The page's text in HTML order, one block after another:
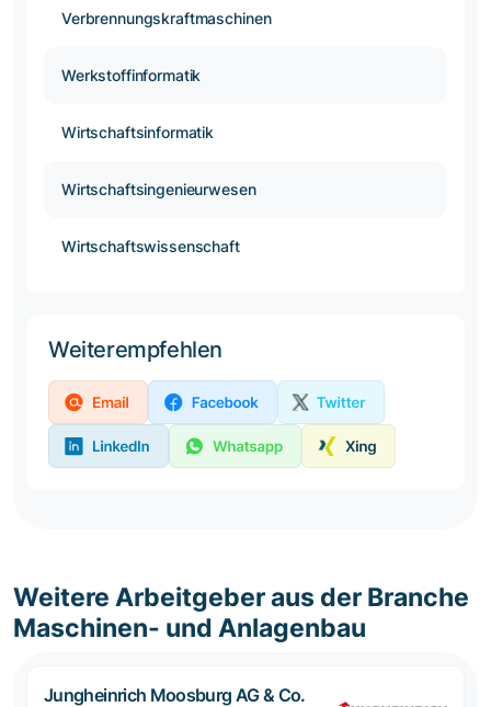
Verbrennungskraftmaschinen
Werkstoffinformatik
Wirtschaftsinformatik
Wirtschaftsingenieurwesen
Wirtschaftswissenschaft
Weiterempfehlen
Weitere Arbeitgeber aus der Branche
Maschinen- und Anlagenbau
Jungheinrich Moosburg AG & Co.